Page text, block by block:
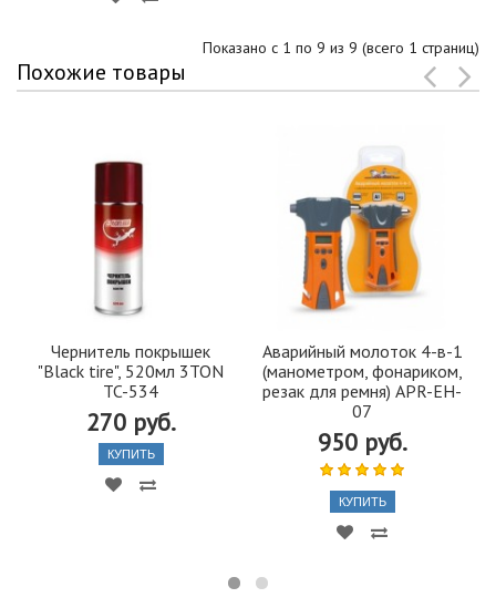
Показано с 1 по 9 из 9 (всего 1 страниц)
Похожие товары
Чернитель покрышек
"Black tire", 520мл 3TON
TC-534
270 руб.
КУПИТЬ
Аварийный молоток 4-в-1
(манометром, фонариком,
резак для ремня) APR-EH-
07
950 руб.
КУПИТЬ